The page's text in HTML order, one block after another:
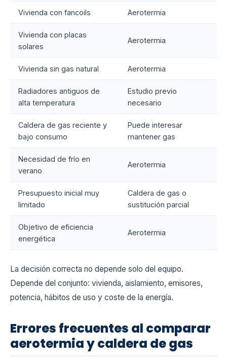
Vivienda con fancoils Aerotermia
Vivienda con placas
solares
Aerotermia
Vivienda sin gas natural Aerotermia
Radiadores antiguos de
alta temperatura
Estudio previo
necesario
Caldera de gas reciente y
bajo consumo
Puede interesar
mantener gas
Necesidad de frío en
verano
Aerotermia
Presupuesto inicial muy
limitado
Caldera de gas o
sustitución parcial
Objetivo de eficiencia
energética
Aerotermia
La decisión correcta no depende solo del equipo.
Depende del conjunto: vivienda, aislamiento, emisores,
potencia, hábitos de uso y coste de la energía.
Errores frecuentes al comparar
aerotermia y caldera de gas